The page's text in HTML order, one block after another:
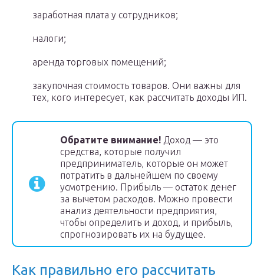
заработная плата у сотрудников;
налоги;
аренда торговых помещений;
закупочная стоимость товаров. Они важны для
тех, кого интересует, как рассчитать доходы ИП.
Обратите внимание! Доход — это
средства, которые получил
предприниматель, которые он может
потратить в дальнейшем по своему
усмотрению. Прибыль — остаток денег
за вычетом расходов. Можно провести
анализ деятельности предприятия,
чтобы определить и доход, и прибыль,
спрогнозировать их на будущее.
Как правильно его рассчитать